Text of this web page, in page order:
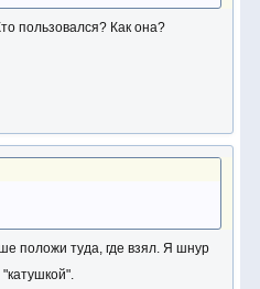
пользовался? Как она?
положи туда, где взял. Я шнур